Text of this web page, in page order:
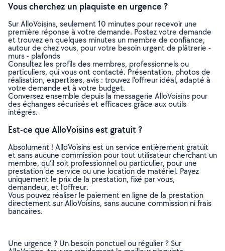
Vous cherchez un plaquiste en urgence ?
Sur AlloVoisins, seulement 10 minutes pour recevoir une
première réponse à votre demande. Postez votre demande
et trouvez en quelques minutes un membre de confiance,
autour de chez vous, pour votre besoin urgent de plâtrerie -
murs - plafonds
Consultez les profils des membres, professionnels ou
particuliers, qui vous ont contacté. Présentation, photos de
réalisation, expertises, avis : trouvez l'offreur idéal, adapté à
votre demande et à votre budget.
Conversez ensemble depuis la messagerie AlloVoisins pour
des échanges sécurisés et efficaces grâce aux outils
intégrés.
Est-ce que AlloVoisins est gratuit ?
Absolument ! AlloVoisins est un service entièrement gratuit
et sans aucune commission pour tout utilisateur cherchant un
membre, qu’il soit professionnel ou particulier, pour une
prestation de service ou une location de matériel. Payez
uniquement le prix de la prestation, fixé par vous,
demandeur, et l’offreur.
Vous pouvez réaliser le paiement en ligne de la prestation
directement sur AlloVoisins, sans aucune commission ni frais
bancaires.
Une urgence ? Un besoin ponctuel ou régulier ? Sur